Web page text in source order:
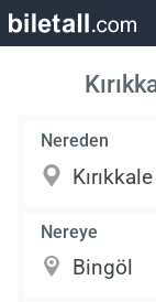
Nereden
Nereye